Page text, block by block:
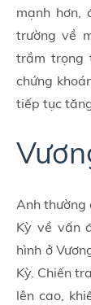
mạnh
trường về
trầm trọng
chứng
tiếp tục
Anh thường
Kỳ về vấn
hình ở
Kỳ. Chiến
lên cao,